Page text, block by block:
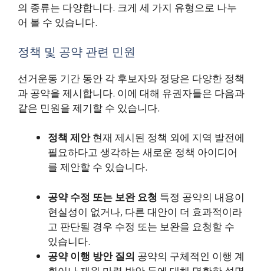
의 종류는 다양합니다. 크게 세 가지 유형으로 나누
어 볼 수 있습니다.
정책 및 공약 관련 민원
선거운동 기간 동안 각 후보자와 정당은 다양한 정책
과 공약을 제시합니다. 이에 대해 유권자들은 다음과
같은 민원을 제기할 수 있습니다.
정책 제안현재 제시된 정책 외에 지역 발전에
필요하다고 생각하는 새로운 정책 아이디어
를 제안할 수 있습니다.
공약 수정 또는 보완 요청 특정 공약의 내용이
현실성이 없거나, 다른 대안이 더 효과적이라
고 판단될 경우 수정 또는 보완을 요청할 수
있습니다.
공약 이행 방안 질의 공약의 구체적인 이행 계